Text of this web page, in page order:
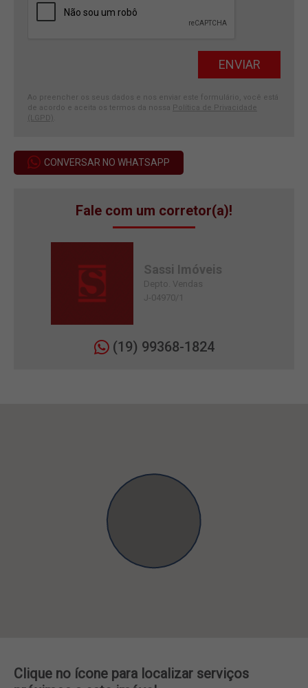
Ao preencher os seus dados e nos enviar este formulário, você está
de acordo e aceita os termos da nossa
Política de Privacidade
(LGPD)
CONVERSAR NO WHATSAPP
Fale com um corretor(a)!
Sassi Imóveis
Depto. Vendas
J-04970/1
(19) 99368-1824